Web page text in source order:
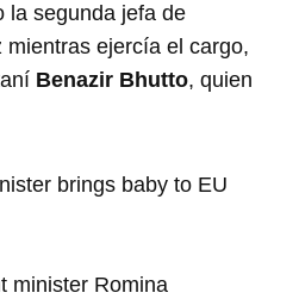
la segunda jefa de
ejercía el cargo,
Benazir Bhutto, quien
brings baby to EU
minister Romina